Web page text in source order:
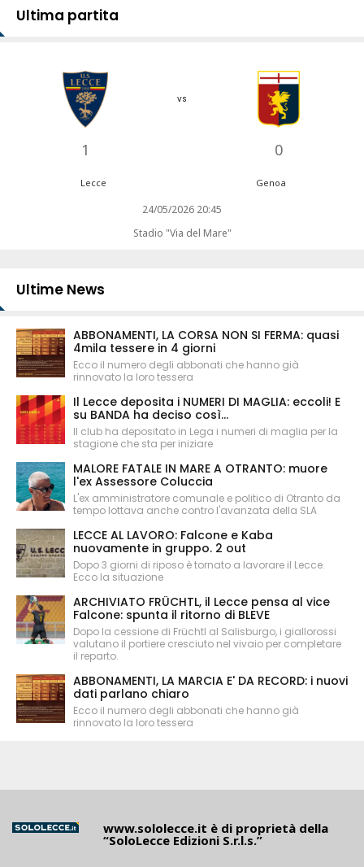
Ultima partita
1
vs
0
Lecce Genoa
24/05/2026 20:45
Stadio "Via del Mare"
Ultime News
ABBONAMENTI, LA CORSA NON SI FERMA: quasi
4mila tessere in 4 giorni
Ecco il numero degli abbonati che hanno già
rinnovato la loro tessera
Il Lecce deposita i NUMERI DI MAGLIA: eccoli! E
su BANDA ha deciso così...
Il club ha depositato in Lega i numeri di maglia per la
stagione che sta per iniziare
MALORE FATALE IN MARE A OTRANTO: muore
l'ex Assessore Coluccia
L'ex amministratore comunale e politico di Otranto da
tempo lottava anche contro l'avanzata della SLA
LECCE AL LAVORO: Falcone e Kaba
nuovamente in gruppo. 2 out
Dopo 3 giorni di riposo è tornato a lavorare il Lecce.
Ecco la situazione
ARCHIVIATO FRÜCHTL, il Lecce pensa al vice
Falcone: spunta il ritorno di BLEVE
Dopo la cessione di Früchtl al Salisburgo, i giallorossi
valutano il portiere cresciuto nel vivaio per completare
il reparto.
ABBONAMENTI, LA MARCIA E' DA RECORD: i nuovi
dati parlano chiaro
Ecco il numero degli abbonati che hanno già
rinnovato la loro tessera
www.sololecce.it è di proprietà della
“SoloLecce Edizioni S.r.l.s.”